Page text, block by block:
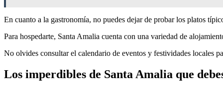
En cuanto a la gastronomía, no puedes dejar de probar los platos
Para hospedarte, Santa Amalia cuenta con una variedad de
No olvides consultar el calendario de eventos y festividades locales
Los imperdibles de Santa Amalia que